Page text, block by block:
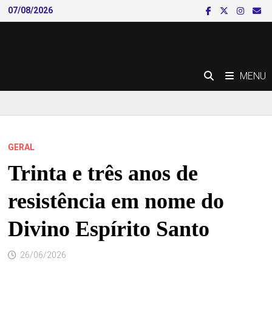
Skip
to
07/08/2026
MENU
GERAL
Trinta e três anos de
resistência em nome do
Divino Espírito Santo
26/06/2026